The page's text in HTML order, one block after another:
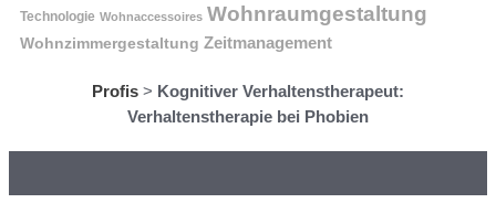
Technologie Wohnaccessoires Wohnraumgestaltung
Wohnzimmergestaltung Zeitmanagement
Profis > Kognitiver Verhaltenstherapeut:
Verhaltenstherapie bei Phobien